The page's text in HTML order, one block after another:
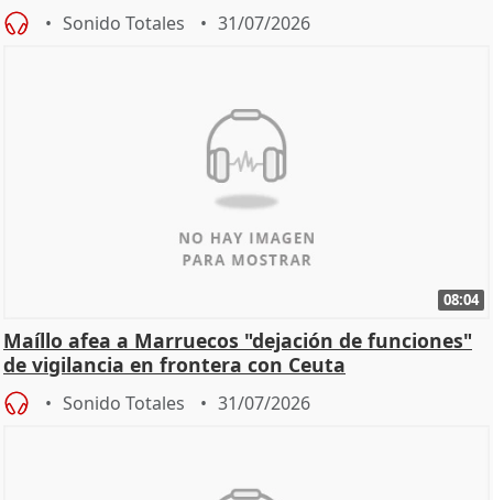
Sonido Totales 31/07/2026
08:04
Maíllo afea a Marruecos "dejación de funciones"
de vigilancia en frontera con Ceuta
Sonido Totales 31/07/2026